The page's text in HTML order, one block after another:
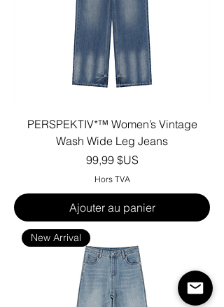
PERSPEKTIV*™️ Women’s Vintage
Wash Wide Leg Jeans
Prix
99,99 $US
Hors TVA
Ajouter au panier
New Arrival